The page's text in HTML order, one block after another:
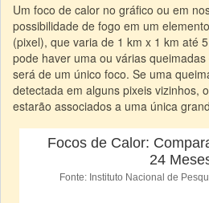
Um foco de calor no gráfico ou em
possibilidade de fogo em um
(pixel), que varia de 1 km x 1 km até
pode haver uma ou várias
será de um único foco. Se uma
detectada em alguns pixeis vizinhos,
estarão associados a uma única